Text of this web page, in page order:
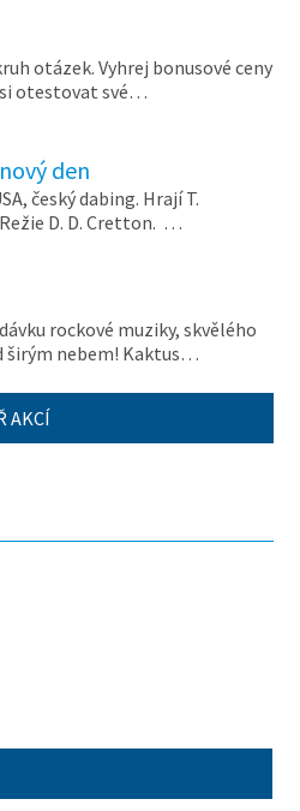
otázek. Vyhrej bonusové ceny
otestovat své…
den
český dabing. Hrají T.
D. D. Cretton. …
rockové muziky, skvělého
širým nebem! Kaktus…
AKCÍ